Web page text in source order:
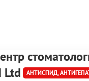
Ltd
АНТИСПИД,